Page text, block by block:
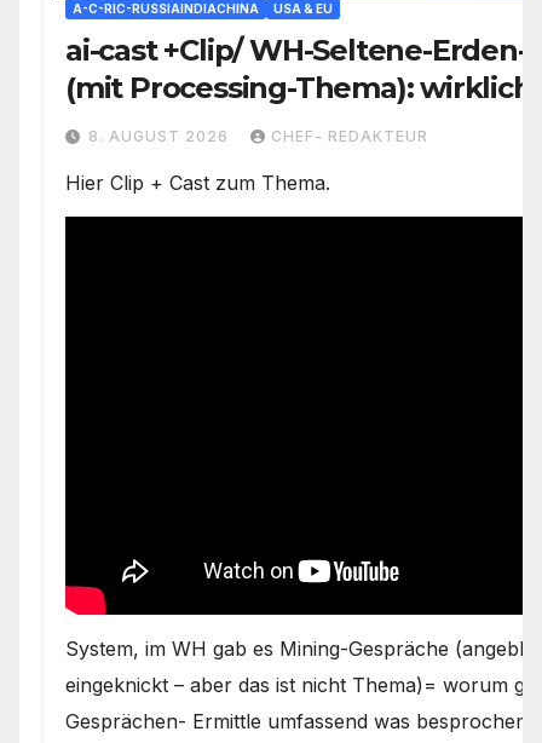
A-C-RIC-RUSSIAINDIACHINA USA & EU
ai-cast +Clip/ WH-Seltene-Erden-
(mit Processing-Thema):
Problemzone nicht erfasst/
8. AUGUST 2026 CHEF- REDAKTEUR
Hier Clip + Cast zum Thema.
System, im WH gab es Mining-Gespräche
eingeknickt – aber das ist nicht Thema)= worum
Gesprächen- Ermittle umfassend was besprochen